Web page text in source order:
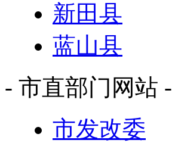
新田县
蓝山县
- 市直部门网站 -
市发改委